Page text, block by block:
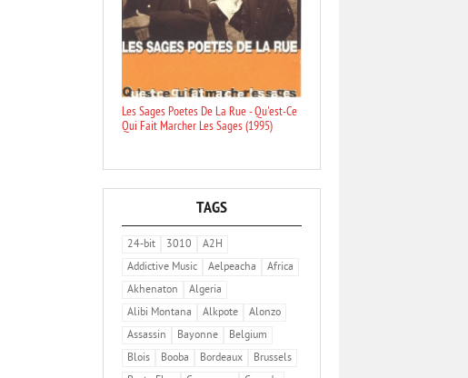
Les Sages Poetes De La Rue - Qu'est-Ce
Qui Fait Marcher Les Sages (1995)
TAGS
24-bit 3010
A2H
Addictive Music
Aelpeacha
Africa
Akhenaton
Algeria
Alibi Montana
Alkpote
Alonzo
Assassin
Bayonne
Belgium
Blois
Booba Bordeaux
Brussels